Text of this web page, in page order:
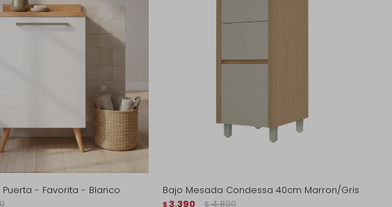
- Favorita - Blanco
Bajo Mesada Condessa 40cm Marron/Gris
$ 3.390 $ 4.890